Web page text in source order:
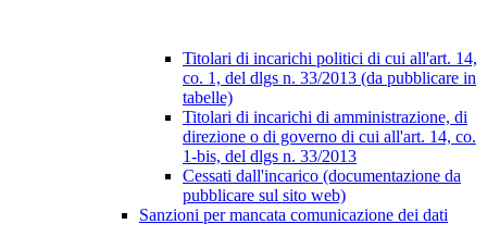
Titolari di incarichi politici di cui all'art. 14,
co. 1, del dlgs n. 33/2013 (da pubblicare in
tabelle)
Titolari di incarichi di amministrazione, di
direzione o di governo di cui all'art. 14, co.
1-bis, del dlgs n. 33/2013
Cessati dall'incarico (documentazione da
pubblicare sul sito web)
Sanzioni per mancata comunicazione dei dati